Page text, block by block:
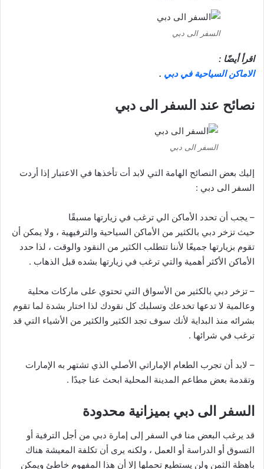
السفر الى دبي
اقرأ أيضًا :
الاماكن السياحية في دبي .
نصائح عند السفر الى دبي
السفر الى دبي
إليك بعض النصائح الهامة التي لابد أت تأخذها في الاعتبار إذا أردت
السفر الى دبي :
– يجب أن تحدد الأماكن الي ترغب في زيارتها مسبقًا
حيث تزخر دبي بالكثير من الأماكن السياحية والترفيهية ، ولا يمكن أن
تقوم بزيارتها جميعًا لأننا تتطلب الكثير من النقود والوقت ، لذا حدد
الأماكن الأكثر أهمية والتي ترغب في زيارتها بشده قبل الذهاب .
– تزخر دبي بالكثير من الأسواق التي تحتوي على ماركات محلية
وعالمية لا تدعها تخدعك وتسلبك كل نقودك لذا اختار بشدة لما تقوم
بشرائه منذ البداية لأنك سوف تجد الكثير والكثير من الأشياء التي قد
ترغب في شرائها .
– لابد أن تجرب الطعام الإماراتي الأصلي الذي تشتهر به الإمارات
وتقدمة بعض مطاعم المدينة المحلية ابحث عنا جيدًا .
السفر الى دبي بميزانية محدودة
قد يرغب البعض منا في السفر إلى إمارة دبي من أجل الترفية أو
التسوق أو الدراسة أو العمل ، ولكنه يرى أن تكلفة المعيشة هناك
باهظة الثمن ولن يستطيع تحملها إلا أن هذا المفهوم خاطئ ويمكن